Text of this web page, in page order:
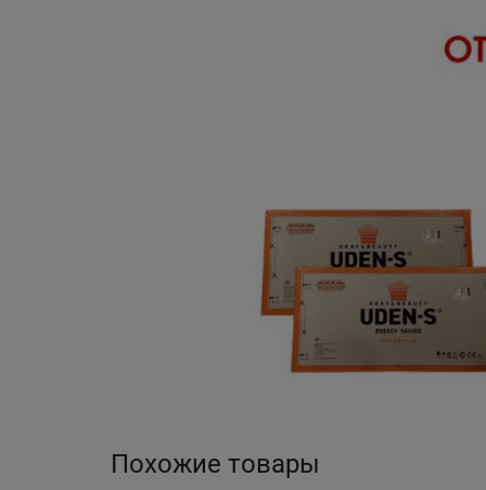
Похожие товары